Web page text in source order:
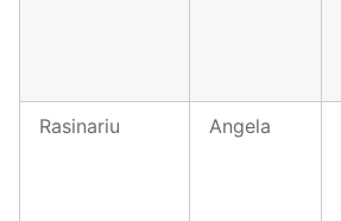
Rasinariu Angela